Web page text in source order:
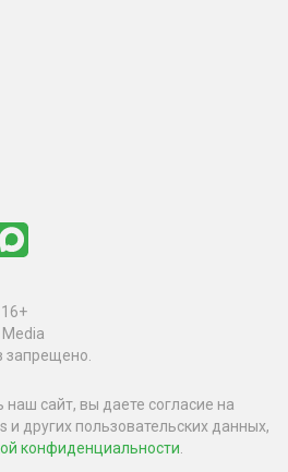
запрещено.
сайт, вы даете согласие на
и других пользовательских данных,
конфиденциальности.